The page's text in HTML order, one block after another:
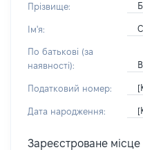
Прізвище:
Ім'я:
По батькові (за
наявності):
Податковий номер:
Дата народження:
Зареєстроване